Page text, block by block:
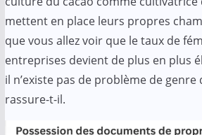
mettent en place leurs propres
que vous allez voir que le taux de
entreprises devient de plus en plus
il n’existe pas de problème de genre
rassure-t-il.